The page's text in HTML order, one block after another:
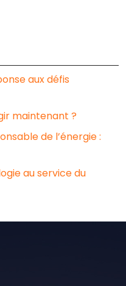
aux défis
maintenant ?
de l’énergie :
au service du